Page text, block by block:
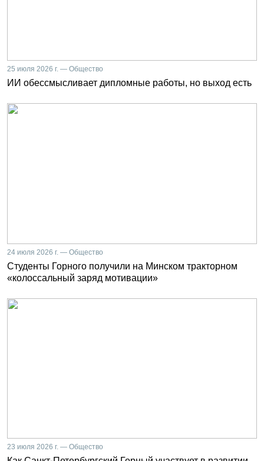
25 июля 2026 г. — Общество
ИИ обессмысливает дипломные работы, но выход есть
24 июля 2026 г. — Общество
Студенты Горного получили на Минском тракторном
«колоссальный заряд мотивации»
23 июля 2026 г. — Общество